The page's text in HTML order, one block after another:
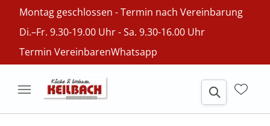
Montag geschlossen - Termin nach Vereinbarung
Di.–Fr. 9.30-19.00 Uhr - Sa. 9.30-16.00 Uhr
Termin VereinbarenWhatsapp